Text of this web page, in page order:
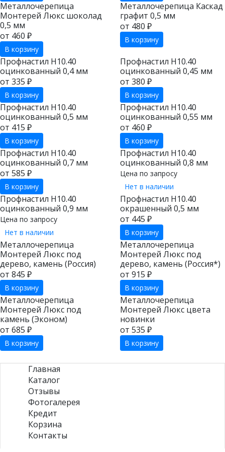
Металлочерепица
Монтерей Люкс шоколад
0,5 мм
от 460 ₽
В корзину
Металлочерепица Каскад
графит 0,5 мм
от 480 ₽
В корзину
Профнастил Н10.40
оцинкованный 0,4 мм
от 335 ₽
В корзину
Профнастил Н10.40
оцинкованный 0,45 мм
от 380 ₽
В корзину
Профнастил Н10.40
оцинкованный 0,5 мм
от 415 ₽
В корзину
Профнастил Н10.40
оцинкованный 0,55 мм
от 460 ₽
В корзину
Профнастил Н10.40
оцинкованный 0,7 мм
от 585 ₽
В корзину
Профнастил Н10.40
оцинкованный 0,8 мм
Цена по запросу
Нет в наличии
Профнастил Н10.40
оцинкованный 0,9 мм
Цена по запросу
Нет в наличии
Профнастил Н10.40
окрашенный 0,5 мм
от 445 ₽
В корзину
Металлочерепица
Монтерей Люкс под
дерево, камень (Россия)
от 845 ₽
В корзину
Металлочерепица
Монтерей Люкс под
дерево, камень (Россия*)
от 915 ₽
В корзину
Металлочерепица
Монтерей Люкс под
камень (Эконом)
от 685 ₽
В корзину
Металлочерепица
Монтерей Люкс цвета
новинки
от 535 ₽
В корзину
Главная
Каталог
Отзывы
Фотогалерея
Кредит
Корзина
Контакты